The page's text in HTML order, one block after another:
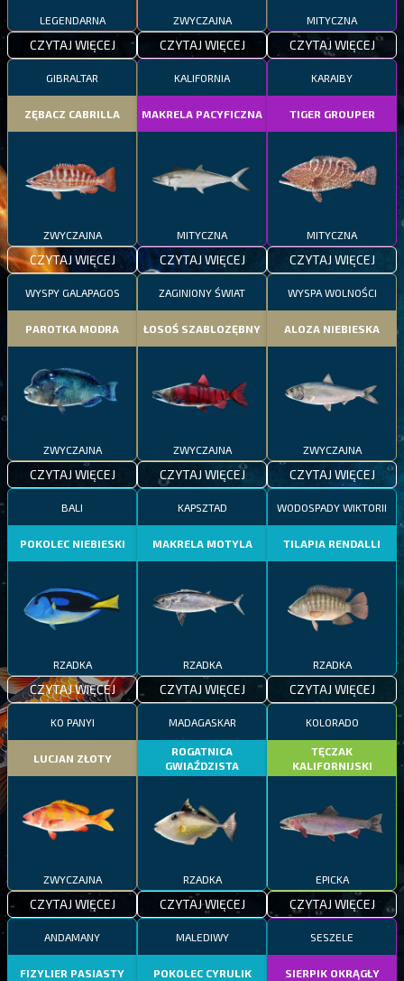
LEGENDARNA
CZYTAJ WIĘCEJ
ZWYCZAJNA
CZYTAJ WIĘCEJ
MITYCZNA
CZYTAJ WIĘCEJ
GIBRALTAR
ZĘBACZ CABRILLA
ZWYCZAJNA
CZYTAJ WIĘCEJ
KALIFORNIA
MAKRELA PACYFICZNA
MITYCZNA
CZYTAJ WIĘCEJ
KARAIBY
TIGER GROUPER
MITYCZNA
CZYTAJ WIĘCEJ
WYSPY GALAPAGOS
PAROTKA MODRA
ZWYCZAJNA
CZYTAJ WIĘCEJ
ZAGINIONY ŚWIAT
ŁOSOŚ SZABLOZĘBNY
ZWYCZAJNA
CZYTAJ WIĘCEJ
WYSPA WOLNOŚCI
ALOZA NIEBIESKA
ZWYCZAJNA
CZYTAJ WIĘCEJ
BALI
POKOLEC NIEBIESKI
RZADKA
CZYTAJ WIĘCEJ
KAPSZTAD
MAKRELA MOTYLA
RZADKA
CZYTAJ WIĘCEJ
WODOSPADY WIKTORII
TILAPIA RENDALLI
RZADKA
CZYTAJ WIĘCEJ
KO PANYI
LUCJAN ZŁOTY
ZWYCZAJNA
CZYTAJ WIĘCEJ
MADAGASKAR
ROGATNICA
GWIAŹDZISTA
RZADKA
CZYTAJ WIĘCEJ
KOLORADO
TĘCZAK
KALIFORNIJSKI
EPICKA
CZYTAJ WIĘCEJ
ANDAMANY
FIZYLIER PASIASTY
MALEDIWY
POKOLEC CYRULIK
SESZELE
SIERPIK OKRĄGŁY